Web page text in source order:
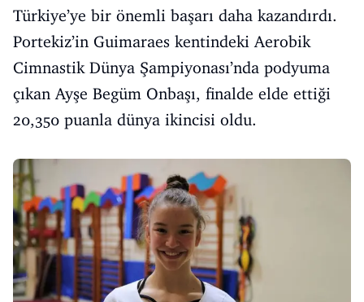
Türkiye’ye bir önemli başarı daha kazandırdı.
Portekiz’in Guimaraes kentindeki Aerobik
Cimnastik Dünya Şampiyonası’nda podyuma
çıkan Ayşe Begüm Onbaşı, finalde elde ettiği
20,350 puanla dünya ikincisi oldu.